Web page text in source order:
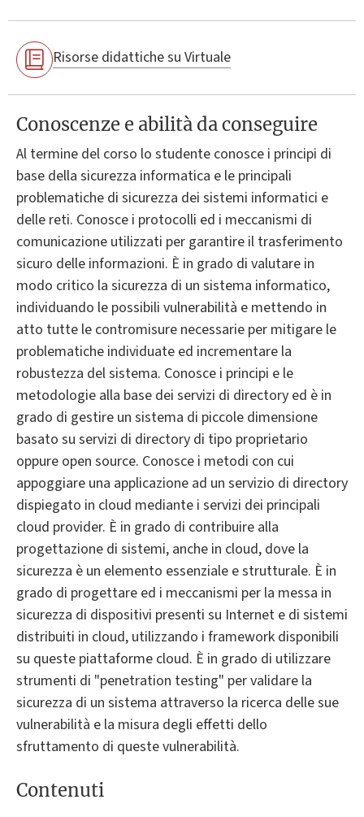
Risorse didattiche su Virtuale
Conoscenze e abilità da conseguire
Al termine del corso lo studente conosce i principi di
base della sicurezza informatica e le principali
problematiche di sicurezza dei sistemi informatici e
delle reti. Conosce i protocolli ed i meccanismi di
comunicazione utilizzati per garantire il trasferimento
sicuro delle informazioni. È in grado di valutare in
modo critico la sicurezza di un sistema informatico,
individuando le possibili vulnerabilità e mettendo in
atto tutte le contromisure necessarie per mitigare le
problematiche individuate ed incrementare la
robustezza del sistema. Conosce i principi e le
metodologie alla base dei servizi di directory ed è in
grado di gestire un sistema di piccole dimensione
basato su servizi di directory di tipo proprietario
oppure open source. Conosce i metodi con cui
appoggiare una applicazione ad un servizio di directory
dispiegato in cloud mediante i servizi dei principali
cloud provider. È in grado di contribuire alla
progettazione di sistemi, anche in cloud, dove la
sicurezza è un elemento essenziale e strutturale. È in
grado di progettare ed i meccanismi per la messa in
sicurezza di dispositivi presenti su Internet e di sistemi
distribuiti in cloud, utilizzando i framework disponibili
su queste piattaforme cloud. È in grado di utilizzare
strumenti di "penetration testing" per validare la
sicurezza di un sistema attraverso la ricerca delle sue
vulnerabilità e la misura degli effetti dello
sfruttamento di queste vulnerabilità.
Contenuti